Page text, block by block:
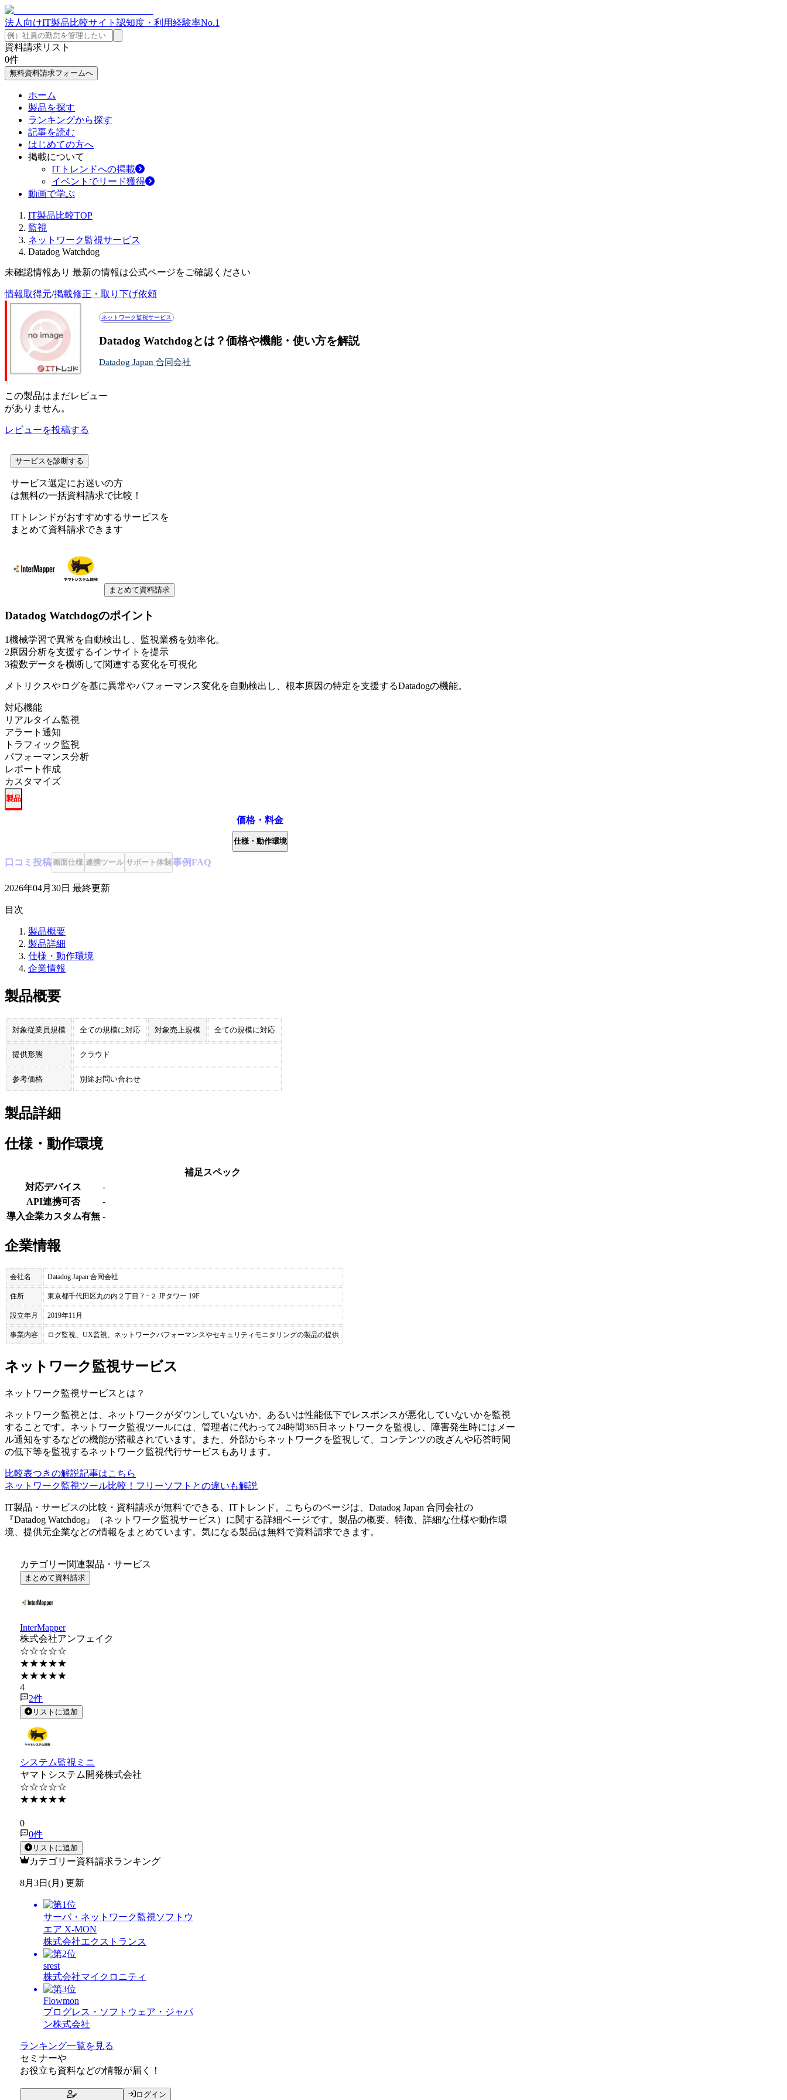
法人向けIT製品比較サイト 認知度・利用経験率No.1
資料請求リスト
0件
無料資料請求フォームへ
ホーム
製品を探す
ランキングから探す
記事を読む
はじめての方へ
掲載について
ITトレンドへの掲載
イベントでリード獲得
動画で学ぶ
IT製品比較TOP
監視
ネットワーク監視サービス
Datadog Watchdog
未確認情報あり 最新の情報は公式ページをご確認ください
情報取得元/掲載修正・取り下げ依頼
ネットワーク監視サービス
Datadog Watchdogとは？価格や機能・使い方を解説
Datadog Japan 合同会社
この製品はまだレビュー
がありません。
レビューを投稿する
サービスを診断する
サービス選定にお迷いの方
は無料の一括資料請求で比較！
ITトレンドがおすすめするサービスを
まとめて資料請求できます
まとめて資料請求
Datadog Watchdogのポイント
1機械学習で異常を自動検出し、監視業務を効率化。
2原因分析を支援するインサイトを提示
3複数データを横断して関連する変化を可視化
メトリクスやログを基に異常やパフォーマンス変化を自動検出し、根本原因の特定を支援するDatadogの機能。
対応機能
リアルタイム監視
アラート通知
トラフィック監視
パフォーマンス分析
レポート作成
カスタマイズ
製品
価格・料金
仕様・動作環境
口コミ 投稿画面仕様 連携ツール サポート体制 事例FAQ
2026年04月30日 最終更新
目次
製品概要
製品詳細
仕様・動作環境
企業情報
製品概要
対象従業員規模 全ての規模に対応 対象売上規模 全ての規模に対応
提供形態 クラウド
参考価格 別途お問い合わせ
製品詳細
仕様・動作環境
補足スペック
対応デバイス
-
API連携可否
-
導入企業カスタム有無 -
企業情報
会社名 Datadog Japan 合同会社
住所 東京都千代田区丸の内２丁目７−２ JPタワー 19F
設立年月 2019年11月
事業内容 ログ監視、UX監視、ネットワークパフォーマンスやセキュリティモニタリングの製品の提供
ネットワーク監視サービス
ネットワーク監視サービス とは？
ネットワーク監視とは、ネットワークがダウンしていないか、あるいは性能低下でレスポンスが悪化していないかを監視
することです。ネットワーク監視ツールには、管理者に代わって24時間365日ネットワークを監視し、障害発生時にはメー
ル通知をするなどの機能が搭載されています。また、外部からネットワークを監視して、コンテンツの改ざんや応答時間
の低下等を監視するネットワーク監視代行サービスもあります。
比較表つきの解説記事はこちら
ネットワーク監視ツール比較！フリーソフトとの違いも解説
IT製品・サービスの比較・資料請求が無料でできる、ITトレンド。こちらのページは、 Datadog Japan 合同会社の
『Datadog Watchdog 』（ネットワーク監視サービス ）に関する詳細ページです。製品の概要、特徴、詳細な仕様や動作環
境、提供元企業などの情報をまとめています。気になる製品は無料で資料請求できます。
カテゴリー関連製品・サービス
まとめて資料請求
InterMapper
株式会社アンフェイク
☆☆☆☆☆
★★★★★
★★★★★
4
2件
リストに追加
システム監視ミニ
ヤマトシステム開発株式会社
☆☆☆☆☆
★★★★★
0
0件
リストに追加
カテゴリー資料請求ランキング
8月3日(月) 更新
サーバ・ネットワーク監視ソフトウ
エア X-MON
株式会社エクストランス
srest
株式会社マイクロニティ
Flowmon
プログレス・ソフトウェア・ジャパ
ン株式会社
ランキング一覧を見る
セミナーや
お役立ち資料などの情報が届く！
ログイン